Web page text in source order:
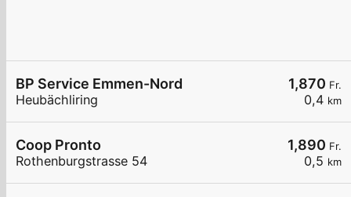
1,870 Fr.
0,4 km
BP Service Emmen-Nord
Heubächliring
1,890 Fr.
0,5 km
Coop Pronto
Rothenburgstrasse 54